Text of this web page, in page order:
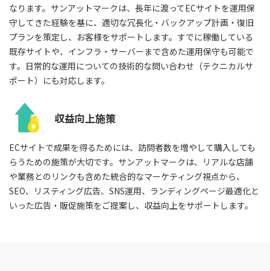
なります。サンアットマークは、長年に渡ってECサイトを運用保
守してきた経験を基に、適切な冗長化・バックアップ計画・復旧
プランを策定し、お客様をサポートします。すでに稼働している
既存サイトや、インフラ・サーバーまで含めた運用保守も可能で
す。日常的な運用についての技術的な問い合わせ（テクニカルサ
ポート）にも対応します。
収益向上施策
ECサイトで成果を得るためには、訪問者数を増やして購入しても
らうための施策が大切です。サンアットマークは、リアルな店舗
や業務とのリンクも含めた統合的なマーケティング視点から、
SEO、リスティング広告、SNS運用、ランディングページ最適化と
いった広告・販促施策をご提案し、収益向上をサポートします。